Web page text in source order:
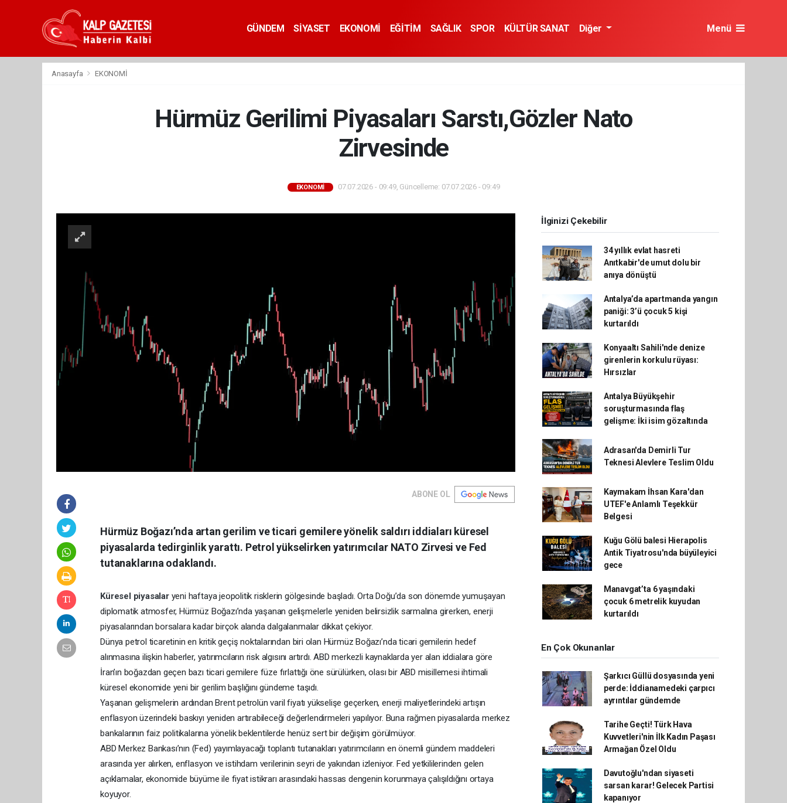
GÜNDEM SİYASET EKONOMİ EĞİTİM SAĞLIK SPOR KÜLTÜR SANAT Diğer Menü
Anasayfa EKONOMİ
Hürmüz Gerilimi Piyasaları Sarstı,Gözler Nato
Zirvesinde
EKONOMİ 07.07.2026 - 09:49, Güncelleme: 07.07.2026 - 09:49
ABONE OL
Hürmüz Boğazı’nda artan gerilim ve ticari gemilere yönelik saldırı iddiaları küresel
piyasalarda tedirginlik yarattı. Petrol yükselirken yatırımcılar NATO Zirvesi ve Fed
tutanaklarına odaklandı.
Küresel piyasalar yeni haftaya jeopolitik risklerin gölgesinde başladı. Orta Doğu’da son dönemde yumuşayan
diplomatik atmosfer, Hürmüz Boğazı’nda yaşanan gelişmelerle yeniden belirsizlik sarmalına girerken, enerji
piyasalarından borsalara kadar birçok alanda dalgalanmalar dikkat çekiyor.
Dünya petrol ticaretinin en kritik geçiş noktalarından biri olan Hürmüz Boğazı’nda ticari gemilerin hedef
alınmasına ilişkin haberler, yatırımcıların risk algısını artırdı. ABD merkezli kaynaklarda yer alan iddialara göre
İran’ın boğazdan geçen bazı ticari gemilere füze fırlattığı öne sürülürken, olası bir ABD misillemesi ihtimali
küresel ekonomide yeni bir gerilim başlığını gündeme taşıdı.
Yaşanan gelişmelerin ardından Brent petrolün varil fiyatı yükselişe geçerken, enerji maliyetlerindeki artışın
enflasyon üzerindeki baskıyı yeniden artırabileceği değerlendirmeleri yapılıyor. Buna rağmen piyasalarda merkez
bankalarının faiz politikalarına yönelik beklentilerde henüz sert bir değişim görülmüyor.
ABD Merkez Bankası’nın (Fed) yayımlayacağı toplantı tutanakları yatırımcıların en önemli gündem maddeleri
arasında yer alırken, enflasyon ve istihdam verilerinin seyri de yakından izleniyor. Fed yetkililerinden gelen
açıklamalar, ekonomide büyüme ile fiyat istikrarı arasındaki hassas dengenin korunmaya çalışıldığını ortaya
koyuyor.
İlginizi Çekebilir
34 yıllık evlat hasreti
Anıtkabir'de umut dolu bir
anıya dönüştü
Antalya’da apartmanda yangın
paniği: 3’ü çocuk 5 kişi
kurtarıldı
Konyaaltı Sahili'nde denize
girenlerin korkulu rüyası:
Hırsızlar
Antalya Büyükşehir
soruşturmasında flaş
gelişme: İki isim gözaltında
Adrasan'da Demirli Tur
Teknesi Alevlere Teslim Oldu
Kaymakam İhsan Kara'dan
UTEF'e Anlamlı Teşekkür
Belgesi
Kuğu Gölü balesi Hierapolis
Antik Tiyatrosu'nda büyüleyici
gece
Manavgat’ta 6 yaşındaki
çocuk 6 metrelik kuyudan
kurtarıldı
En Çok Okunanlar
Şarkıcı Güllü dosyasında yeni
perde: İddianamedeki çarpıcı
ayrıntılar gündemde
Tarihe Geçti! Türk Hava
Kuvvetleri'nin İlk Kadın Paşası
Armağan Özel Oldu
Davutoğlu'ndan siyaseti
sarsan karar! Gelecek Partisi
kapanıyor